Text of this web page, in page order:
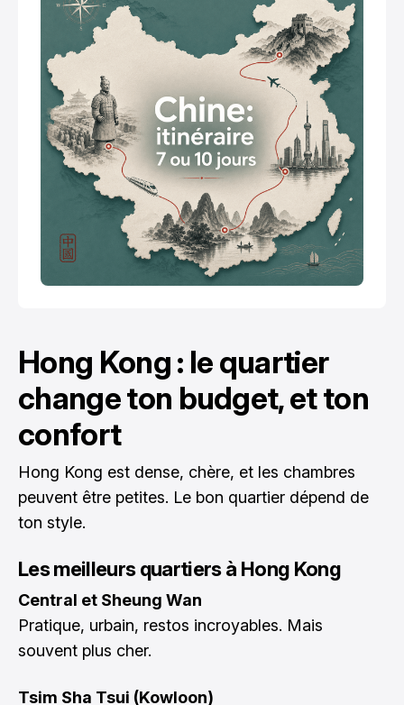
Hong Kong : le quartier
change ton budget, et ton
confort
Hong Kong est dense, chère, et les chambres
peuvent être petites. Le bon quartier dépend de
ton style.
Les meilleurs quartiers à Hong Kong
Central et Sheung Wan
Pratique, urbain, restos incroyables. Mais
souvent plus cher.
Tsim Sha Tsui (Kowloon)